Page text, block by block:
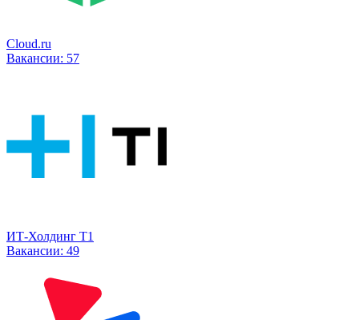
Cloud.ru
Вакансии: 57
ИТ-Холдинг Т1
Вакансии: 49